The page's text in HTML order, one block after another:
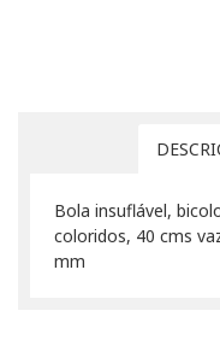
Bola insuflável,
coloridos, 40 cms
mm